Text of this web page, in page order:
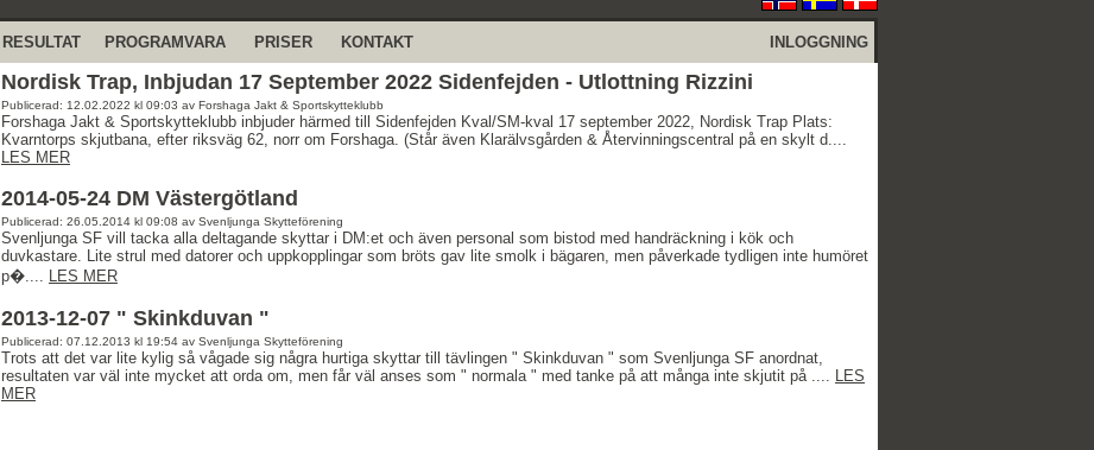
RESULTAT PROGRAMVARA PRISER KONTAKT INLOGGNING
Nordisk Trap, Inbjudan 17 September 2022 Sidenfejden - Utlottning Rizzini
Publicerad: 12.02.2022 kl 09:03 av Forshaga Jakt & Sportskytteklubb
Forshaga Jakt & Sportskytteklubb inbjuder härmed till Sidenfejden Kval/SM-kval 17 september 2022, Nordisk Trap Plats:
Kvarntorps skjutbana, efter riksväg 62, norr om Forshaga. (Står även Klarälvsgården & Återvinningscentral på en skylt d....
LES MER
2014-05-24 DM Västergötland
Publicerad: 26.05.2014 kl 09:08 av Svenljunga Skytteförening
Svenljunga SF vill tacka alla deltagande skyttar i DM:et och även personal som bistod med handräckning i kök och
duvkastare. Lite strul med datorer och uppkopplingar som bröts gav lite smolk i bägaren, men påverkade tydligen inte humöret
p�.... LES MER
2013-12-07 " Skinkduvan "
Publicerad: 07.12.2013 kl 19:54 av Svenljunga Skytteförening
Trots att det var lite kylig så vågade sig några hurtiga skyttar till tävlingen " Skinkduvan " som Svenljunga SF anordnat,
resultaten var väl inte mycket att orda om, men får väl anses som " normala " med tanke på att många inte skjutit på .... LES
MER